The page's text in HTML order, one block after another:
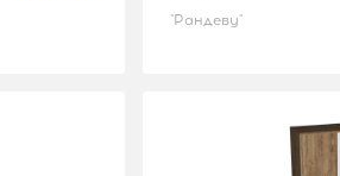
"Рандеву"